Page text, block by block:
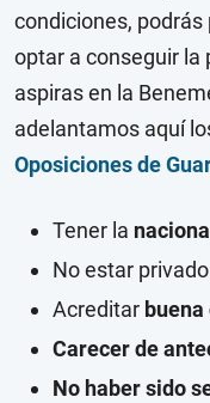
condiciones,
optar a conseguir la
aspiras en la
adelantamos aquí
Oposiciones de
Tener la
No estar
Acreditar
Carecer de
No haber sido